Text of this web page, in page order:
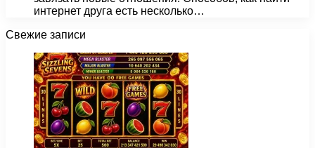
интернет друга есть несколько…
Свежие записи